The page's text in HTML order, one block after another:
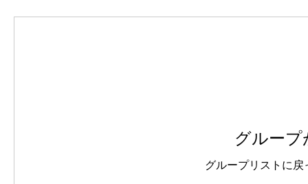
グルー
グループリストに